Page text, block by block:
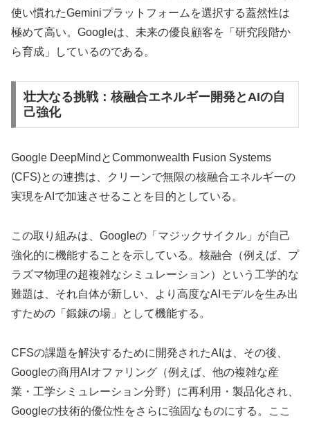
使い慣れたGeminiプラットフォームを選択する蓋然性は
極めて高い。Googleは、未来の優良顧客を「研究段階か
ら育成」しているのである。
壮大なる挑戦：核融合エネルギー開発とAIの自
己強化
Google DeepMindとCommonwealth Fusion Systems
(CFS)との連携は、クリーンで無限の核融合エネルギーの
実現をAIで加速させることを目的としている。
この取り組みは、Googleの「マジックサイクル」が自己
強化的に機能することを示している。核融合（例えば、プ
ラズマ物理の超複雑なシミュレーション）という工学的な
難題は、それ自体が新しい、より高度なAIモデルを生み出
すための「鍛錬の場」として機能する。
CFSの課題を解決するために開発されたAIは、その後、
Googleの商用AIオファリング（例えば、他の複雑な産
業・工学シミュレーション分野）に再利用・製品化され、
Googleの技術的優位性をさらに強固なものにする。ここ